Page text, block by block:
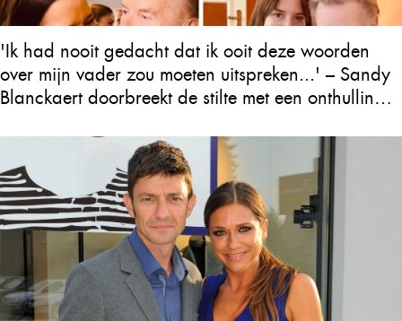
'Ik had nooit gedacht dat ik ooit deze woorden
over mijn vader zou moeten uitspreken...' – Sandy
Blanckaert doorbreekt de stilte met een onthulling
achterlaat